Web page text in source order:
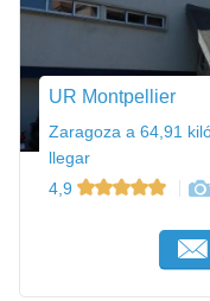
UR Montpellier
Zaragoza a 64,91
llegar
4,9